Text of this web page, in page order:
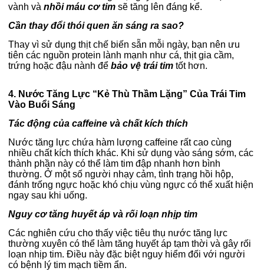
vành và nhồi máu cơ tim sẽ tăng lên đáng kể.
Cần thay đổi thói quen ăn sáng ra sao?
Thay vì sử dụng thịt chế biến sẵn mỗi ngày, bạn nên ưu
tiên các nguồn protein lành mạnh như cá, thịt gia cầm,
trứng hoặc đậu nành để bảo vệ trái tim tốt hơn.
4. Nước Tăng Lực “Kẻ Thù Thầm Lặng” Của Trái Tim
Vào Buổi Sáng
Tác động của caffeine và chất kích thích
Nước tăng lực chứa hàm lượng caffeine rất cao cùng
nhiều chất kích thích khác. Khi sử dụng vào sáng sớm, các
thành phần này có thể làm tim đập nhanh hơn bình
thường. Ở một số người nhạy cảm, tình trạng hồi hộp,
đánh trống ngực hoặc khó chịu vùng ngực có thể xuất hiện
ngay sau khi uống.
Nguy cơ tăng huyết áp và rối loạn nhịp tim
Các nghiên cứu cho thấy việc tiêu thụ nước tăng lực
thường xuyên có thể làm tăng huyết áp tạm thời và gây rối
loạn nhịp tim. Điều này đặc biệt nguy hiểm đối với người
có bệnh lý tim mạch tiềm ẩn.